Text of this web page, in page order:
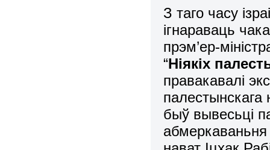
З таго часу
ігнараваць
прэм’ер-
“Ніякіх
правакавалі
палестынскага
быў вывесьці